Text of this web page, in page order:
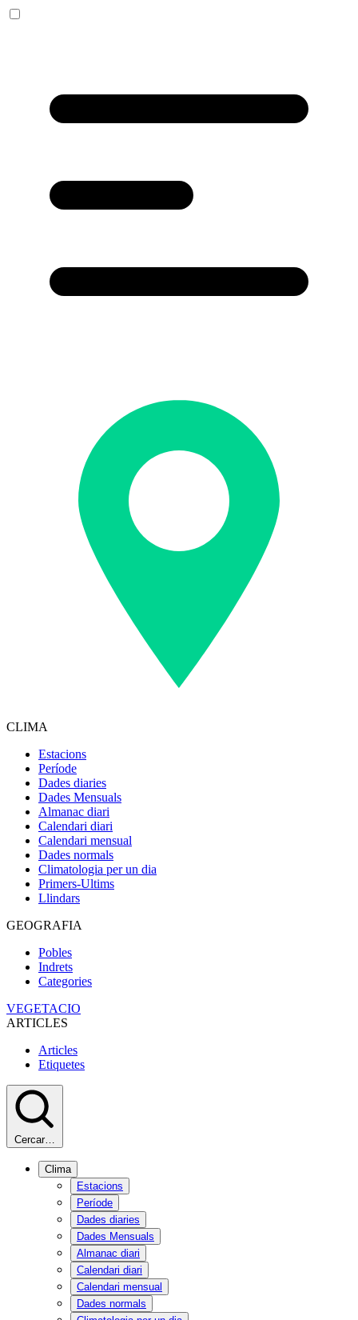
CLIMA
Estacions
Període
Dades diaries
Dades Mensuals
Almanac diari
Calendari diari
Calendari mensual
Dades normals
Climatologia per un dia
Primers-Ultims
Llindars
GEOGRAFIA
Pobles
Indrets
Categories
VEGETACIO
ARTICLES
Articles
Etiquetes
Cercar…
Clima
Estacions
Període
Dades diaries
Dades Mensuals
Almanac diari
Calendari diari
Calendari mensual
Dades normals